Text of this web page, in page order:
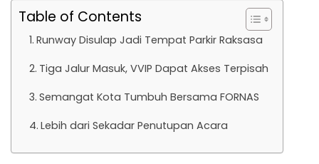
Table of Contents
Runway Disulap Jadi Tempat Parkir Raksasa
Tiga Jalur Masuk, VVIP Dapat Akses Terpisah
Semangat Kota Tumbuh Bersama FORNAS
Lebih dari Sekadar Penutupan Acara